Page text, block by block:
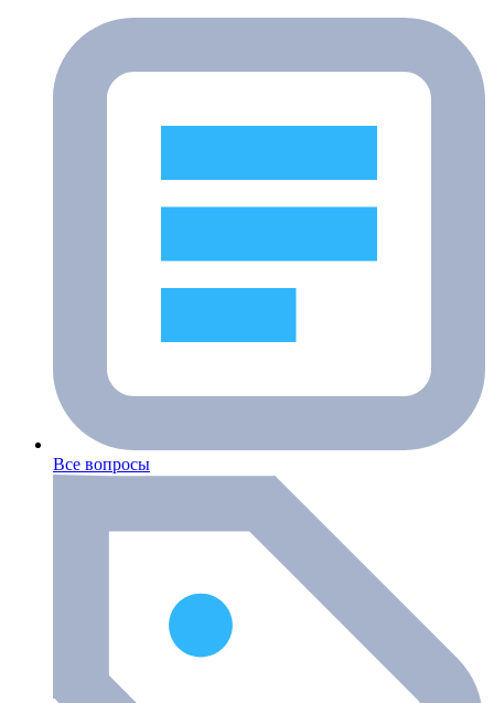
Все вопросы